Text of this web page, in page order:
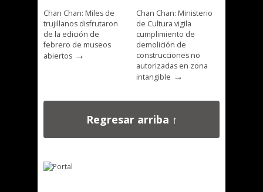
Chan Chan: Miles de
trujillanos disfrutaron
de la edición de
febrero de museos
abiertos →
Chan Chan: Ministerio
de Cultura vigila
cumplimiento de
demolición de
construcciones no
autorizadas en zona
intangible →
Regresar arriba ↑